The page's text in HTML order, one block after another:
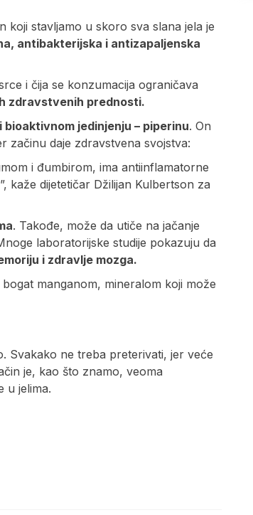
koji stavljamo u skoro sva slana jela je
antibakterijska i antizapaljenska
i čija se konzumacija ograničava
zdravstvenih prednosti.
bioaktivnom jedinjenju – piperinu. On
začinu daje zdravstvena svojstva:
i đumbirom, ima antiinflamatorne
kaže dijetetičar Džilijan Kulbertson za
. Takođe, može da utiče na jačanje
laboratorijske studije pokazuju da
i zdravlje mozga.
manganom, mineralom koji može
Svakako ne treba preterivati, jer veće
je, kao što znamo, veoma
u jelima.